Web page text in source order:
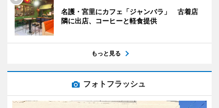
名護・宮里にカフェ「ジャンバラ」 古着店
隣に出店、コーヒーと軽食提供
もっと見る
フォトフラッシュ